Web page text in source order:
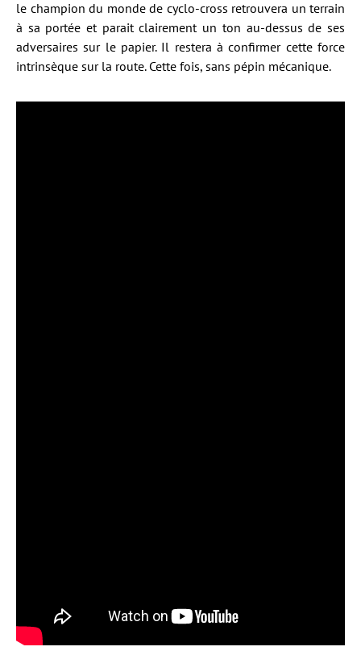
le champion du monde de cyclo-cross retrouvera un terrain
à sa portée et parait clairement un ton au-dessus de ses
adversaires sur le papier. Il restera à confirmer cette force
intrinsèque sur la route. Cette fois, sans pépin mécanique.